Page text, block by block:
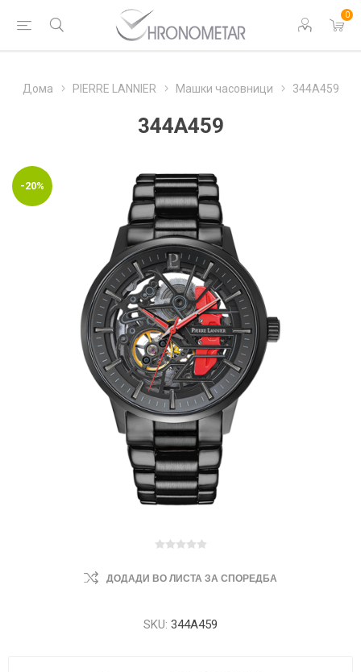
0
Дома PIERRE LANNIER Машки часовници 344A459
344A459
-20%
ДОДАДИ ВО ЛИСТА ЗА СПОРЕДБА
SKU: 344A459